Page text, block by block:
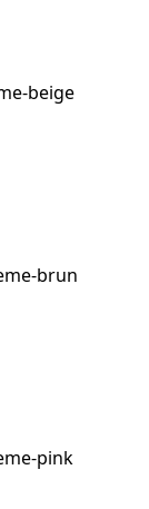
beige
brun
pink